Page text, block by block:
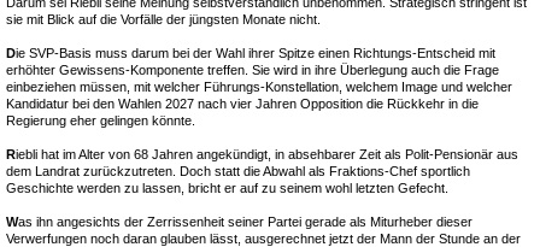
sie mit Blick auf die Vorfälle der jüngsten Monate nicht.
Die SVP-Basis muss darum bei der Wahl ihrer Spitze einen Richtungs-Entscheid mit
erhöhter Gewissens-Komponente treffen. Sie wird in ihre Überlegung auch die Frage
einbeziehen müssen, mit welcher Führungs-Konstellation, welchem Image und welcher
Kandidatur bei den Wahlen 2027 nach vier Jahren Opposition die Rückkehr in die
Regierung eher gelingen könnte.
Riebli hat im Alter von 68 Jahren angekündigt, in absehbarer Zeit als Polit-Pensionär aus
dem Landrat zurückzutreten. Doch statt die Abwahl als Fraktions-Chef sportlich
Geschichte werden zu lassen, bricht er auf zu seinem wohl letzten Gefecht.
Was ihn angesichts der Zerrissenheit seiner Partei gerade als Miturheber dieser
Verwerfungen noch daran glauben lässt, ausgerechnet jetzt der Mann der Stunde an der